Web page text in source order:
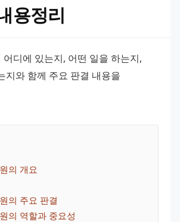
용정리
디에 있는지, 어떤 일을 하는지,
지와 함께 주요 판결 내용을
의 개요
의 주요 판결
의 역할과 중요성